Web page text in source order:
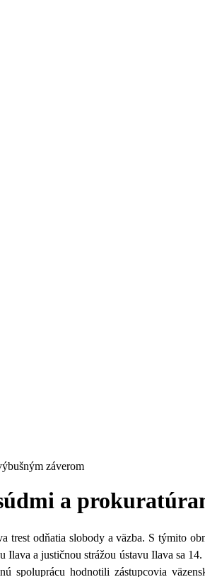
záverom
a
odňatia slobody a väzba. S týmito
a justičnou strážou ústavu Ilava sa
spoluprácu hodnotili zástupcovia